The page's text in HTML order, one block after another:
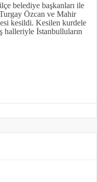
belediye başkanları ile
Özcan ve Mahir
kesildi. Kesilen kurdele
İstanbulluların